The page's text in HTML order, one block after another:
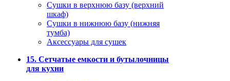
Сушки в верхнюю базу (верхний
шкаф)
Сушки в нижнюю базу (нижняя
тумба)
Аксессуары для сушек
15. Сетчатые емкости и бутылочницы
для кухни